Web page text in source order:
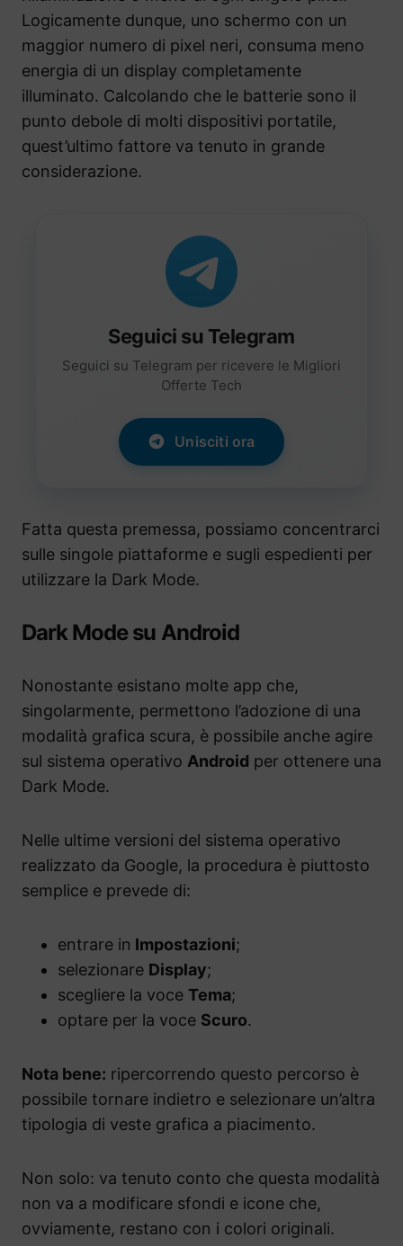
Logicamente dunque, uno schermo con un
maggior numero di pixel neri, consuma meno
energia di un display completamente
illuminato. Calcolando che le batterie sono il
punto debole di molti dispositivi portatile,
quest’ultimo fattore va tenuto in grande
considerazione.
Seguici su Telegram
Seguici su Telegram per ricevere le Migliori
Offerte Tech
Unisciti ora
Fatta questa premessa, possiamo concentrarci
sulle singole piattaforme e sugli espedienti per
utilizzare la Dark Mode.
Dark Mode su Android
Nonostante esistano molte app che,
singolarmente, permettono l’adozione di una
modalità grafica scura, è possibile anche agire
sul sistema operativo Android per ottenere una
Dark Mode.
Nelle ultime versioni del sistema operativo
realizzato da Google, la procedura è piuttosto
semplice e prevede di:
entrare in Impostazioni;
selezionare Display;
scegliere la voce Tema;
optare per la voce Scuro.
Nota bene: ripercorrendo questo percorso è
possibile tornare indietro e selezionare un’altra
tipologia di veste grafica a piacimento.
Non solo: va tenuto conto che questa modalità
non va a modificare sfondi e icone che,
ovviamente, restano con i colori originali.